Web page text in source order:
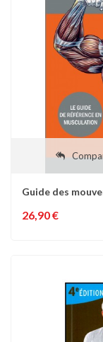
Guide des
26,90 €